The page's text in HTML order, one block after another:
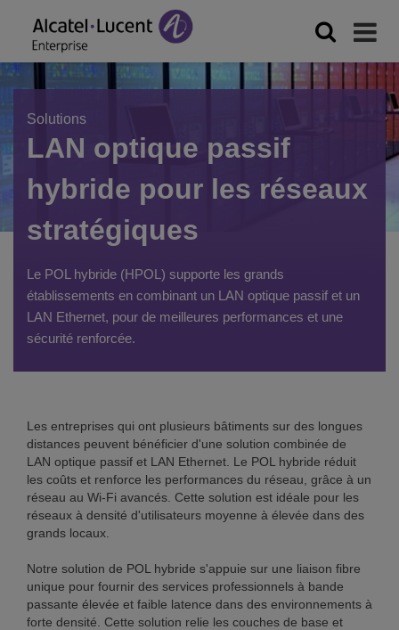
Solutions
LAN optique passif
hybride pour les réseaux
stratégiques
Le POL hybride (HPOL) supporte les grands
établissements en combinant un LAN optique passif et un
LAN Ethernet, pour de meilleures performances et une
sécurité renforcée.
Les entreprises qui ont plusieurs bâtiments sur des longues
distances peuvent bénéficier d'une solution combinée de
LAN optique passif et LAN Ethernet. Le POL hybride réduit
les coûts et renforce les performances du réseau, grâce à un
réseau au Wi-Fi avancés. Cette solution est idéale pour les
réseaux à densité d'utilisateurs moyenne à élevée dans des
grands locaux.
Notre solution de POL hybride s'appuie sur une liaison fibre
unique pour fournir des services professionnels à bande
passante élevée et faible latence dans des environnements à
forte densité. Cette solution relie les couches de base et